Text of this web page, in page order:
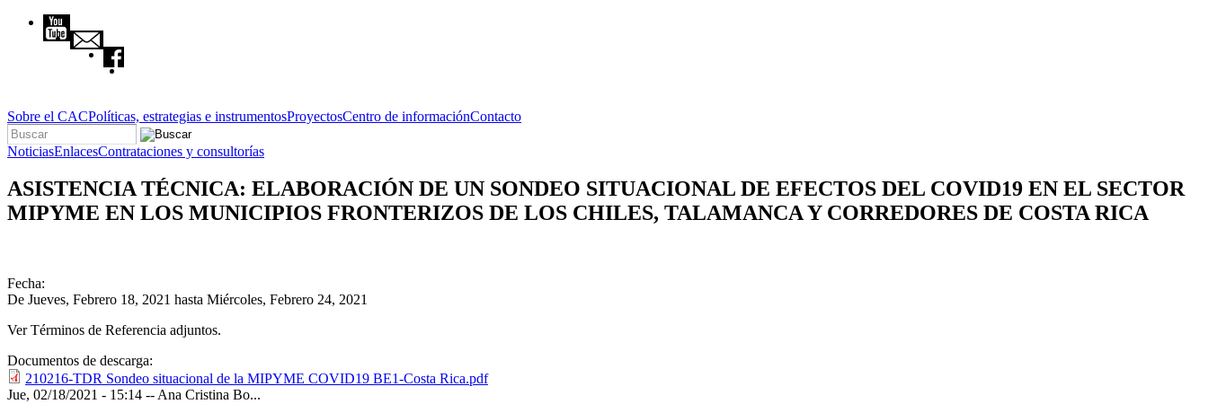
Pasar al contenido principal
Sobre el CACPolíticas, estrategias e instrumentosProyectosCentro de informaciónContacto
Formulario de búsqueda
Buscar
NoticiasEnlacesContrataciones y consultorías
ASISTENCIA TÉCNICA: ELABORACIÓN DE UN SONDEO SITUACIONAL DE EFECTOS DEL COVID19 EN EL SECTOR
MIPYME EN LOS MUNICIPIOS FRONTERIZOS DE LOS CHILES, TALAMANCA Y CORREDORES DE COSTA RICA
Fecha:
De Jueves, Febrero 18, 2021 hasta Miércoles, Febrero 24, 2021
Ver Términos de Referencia adjuntos.
Documentos de descarga:
210216-TDR Sondeo situacional de la MIPYME COVID19 BE1-Costa Rica.pdf
Jue, 02/18/2021 - 15:14 -- Ana Cristina Bo...